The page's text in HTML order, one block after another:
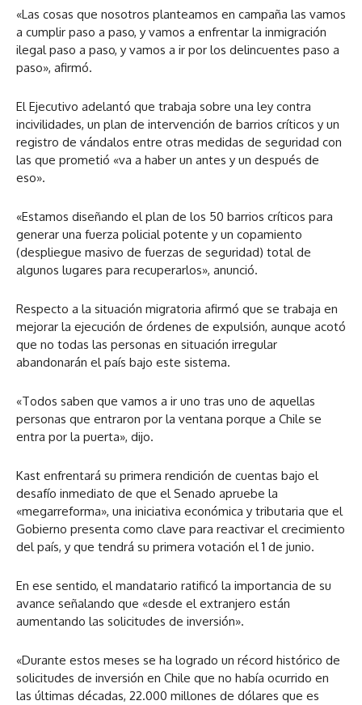
«Las cosas que nosotros planteamos en campaña las vamos
a cumplir paso a paso, y vamos a enfrentar la inmigración
ilegal paso a paso, y vamos a ir por los delincuentes paso a
paso», afirmó.
El Ejecutivo adelantó que trabaja sobre una ley contra
incivilidades, un plan de intervención de barrios críticos y un
registro de vándalos entre otras medidas de seguridad con
las que prometió «va a haber un antes y un después de
eso».
«Estamos diseñando el plan de los 50 barrios críticos para
generar una fuerza policial potente y un copamiento
(despliegue masivo de fuerzas de seguridad) total de
algunos lugares para recuperarlos», anunció.
Respecto a la situación migratoria afirmó que se trabaja en
mejorar la ejecución de órdenes de expulsión, aunque acotó
que no todas las personas en situación irregular
abandonarán el país bajo este sistema.
«Todos saben que vamos a ir uno tras uno de aquellas
personas que entraron por la ventana porque a Chile se
entra por la puerta», dijo.
Kast enfrentará su primera rendición de cuentas bajo el
desafío inmediato de que el Senado apruebe la
«megarreforma», una iniciativa económica y tributaria que el
Gobierno presenta como clave para reactivar el crecimiento
del país, y que tendrá su primera votación el 1 de junio.
En ese sentido, el mandatario ratificó la importancia de su
avance señalando que «desde el extranjero están
aumentando las solicitudes de inversión».
«Durante estos meses se ha logrado un récord histórico de
solicitudes de inversión en Chile que no había ocurrido en
las últimas décadas, 22.000 millones de dólares que es